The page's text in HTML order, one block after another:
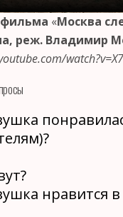
«Москва
реж. Владимир
нравится